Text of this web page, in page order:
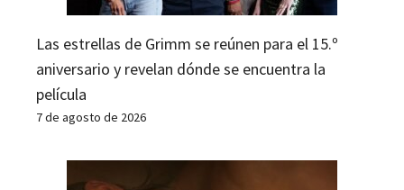
Las estrellas de Grimm se reúnen para el 15.º
aniversario y revelan dónde se encuentra la
película
7 de agosto de 2026